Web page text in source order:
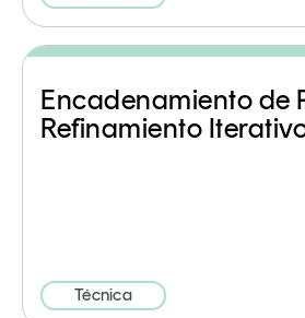
Encadenamiento de
Refinamiento
Técnica